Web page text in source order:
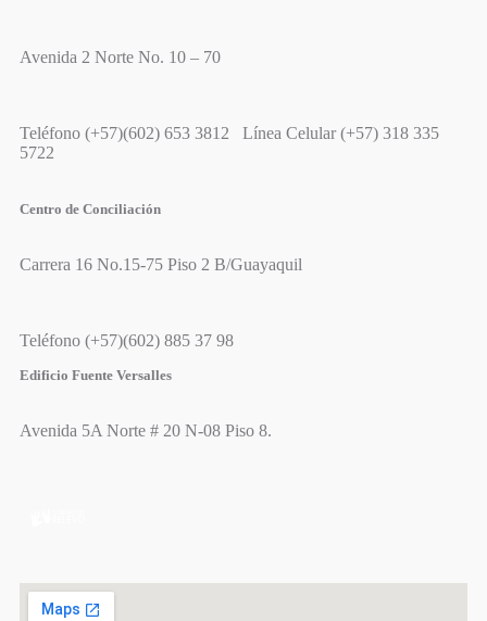
Avenida 2 Norte No. 10 – 70
Teléfono (+57)(602) 653 3812 Línea Celular (+57) 318 335
5722
Centro de Conciliación
Carrera 16 No.15-75 Piso 2 B/Guayaquil
Teléfono (+57)(602) 885 37 98
Edificio Fuente Versalles
Avenida 5A Norte # 20 N-08 Piso 8.